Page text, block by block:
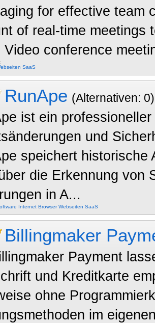
for effective team
of real-time meetings
Video conference
SaaS
RunApe (Alternativen: 0)
ist ein
und
speichert historische
die Erkennung von
in A...
Internet Browser Webseiten SaaS
Billingmaker
Payment
und Kreditkarte
ohne
im